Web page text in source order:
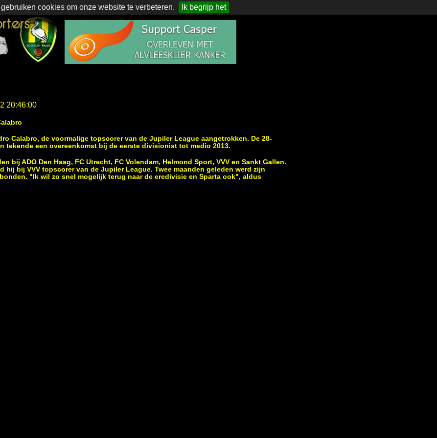
cookies om onze website te verbeteren. Ik begrijp het
20:46:00
Calabro, de voormalige topscorer van de Jupiler League aangetrokken. De 28-
tekende een overeenkomst bij de eerste divisionist tot medio 2013.
bij ADO Den Haag, FC Utrecht, FC Volendam, Helmond Sport, VVV en Sankt Gallen.
hij bij VVV topscorer van de Jupiler League. Twee maanden geleden werd zijn
"Ik wil zo snel mogelijk terug naar de eredivisie en Sparta ook", aldus